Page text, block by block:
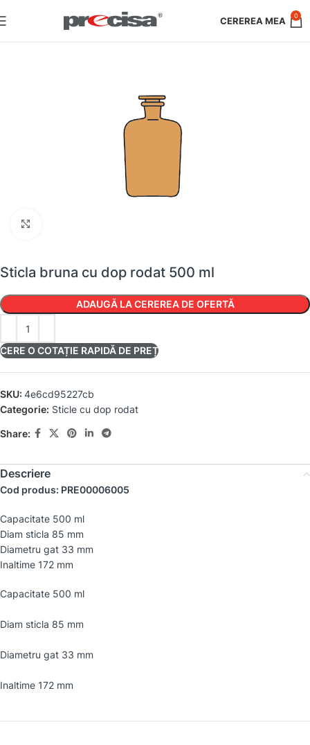
0
Sticla bruna cu dop rodat 500 ml
ADAUGĂ LA CEREREA DE OFERTĂ
CERE O COTAȚIE RAPIDĂ DE PREȚ
SKU: 4e6cd95227cb
Categorie: Sticle cu dop rodat
Share:
Descriere
Cod produs: PRE00006005
Capacitate 500 ml
Diam sticla 85 mm
Diametru gat 33 mm
Inaltime 172 mm
Capacitate 500 ml
Diam sticla 85 mm
Diametru gat 33 mm
Inaltime 172 mm